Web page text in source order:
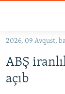
Əsas
qayıt
Əsas
naviqasiyaya
#İZAHLA
2026, 09 Avqust,
ABŞ
açıb